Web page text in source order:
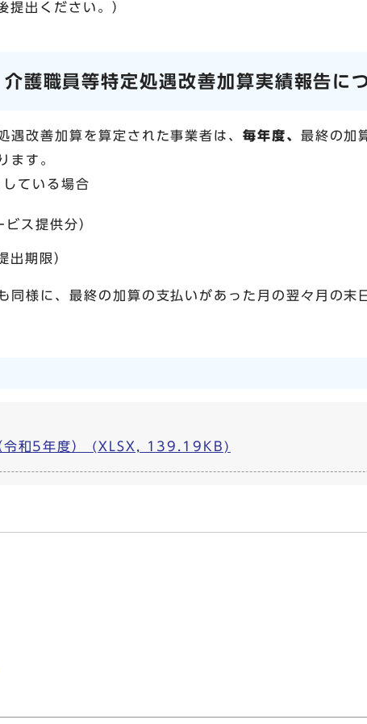
提出ください。）
護職員等特定処遇改善加算実績報告に
遇改善加算を算定された事業者は、毎年度、 最終の加
ます。
ている場合
ス提供分）
出期限）
同様に、最終の加算の支払いがあった月の翌々月の末
令和5年度） (XLSX, 139.19KB)